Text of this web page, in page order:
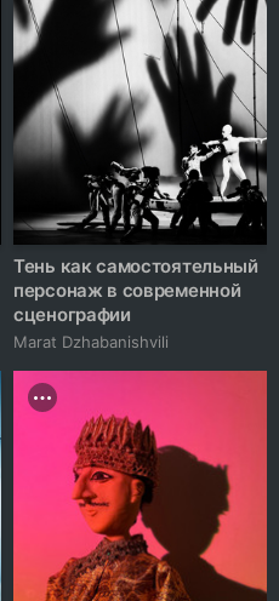
Тень как самостоятельный
персонаж в современной
сценографии
Marat Dzhabanishvili